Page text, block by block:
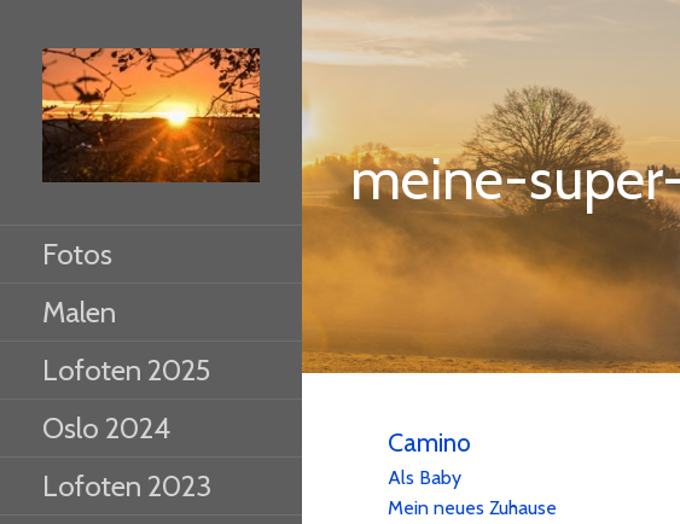
Inhalt
springen
Fotos
Malen
Lofoten 2025
Oslo 2024
Lofoten 2023
meine-
Camino
Als Baby
Mein neues Zuhause